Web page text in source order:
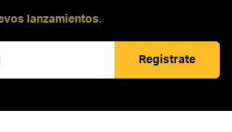
lanzamientos.
Registrate